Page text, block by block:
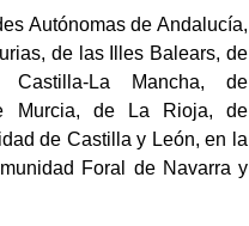
Autónomas de Andalucía,
de las Illes Balears, de
La Mancha, de
Murcia, de La Rioja, de
de Castilla y León, en la
Foral de Navarra y